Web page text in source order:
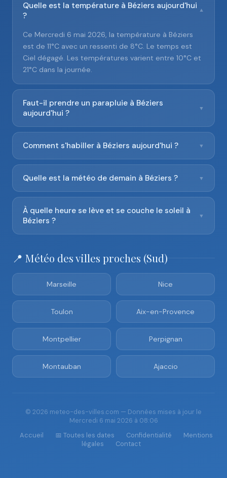
Quelle est la température à Béziers aujourd'hui
?
▼
Ce Mercredi 6 mai 2026, la température à Béziers
est de 11°C avec un ressenti de 8°C. Le temps est
Ciel dégagé. Les températures varient entre 10°C et
21°C dans la journée.
Faut-il prendre un parapluie à Béziers
aujourd'hui ?
▼
Comment s'habiller à Béziers aujourd'hui ? ▼
Quelle est la météo de demain à Béziers ? ▼
À quelle heure se lève et se couche le soleil à
Béziers ?
▼
📍 Météo des villes proches (Sud)
Marseille Nice
Toulon Aix-en-Provence
Montpellier Perpignan
Montauban Ajaccio
© 2026 meteo-des-villes.com — Données mises à jour le
Mercredi 6 mai 2026 à 08:06
Accueil
📅 Toutes les dates Confidentialité
Mentions
légales
Contact